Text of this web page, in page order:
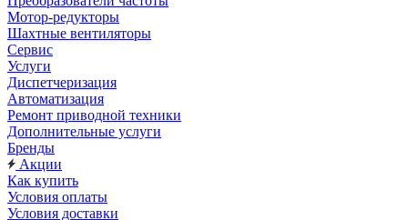
Мотор-редукторы
Шахтные вентиляторы
Сервис
Услуги
Диспетчеризация
Автоматизация
Ремонт приводной техники
Дополнительные услуги
Бренды
Акции
Как купить
Условия оплаты
Условия доставки